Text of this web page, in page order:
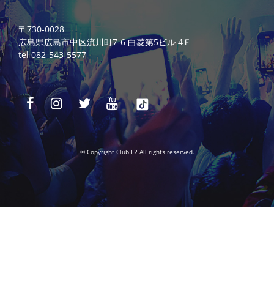
〒730-0028
広島県広島市中区流川町7-6 白菱第5ビル 4Ｆ
tel 082-543-5577
© Copyright Club L2 All rights reserved.